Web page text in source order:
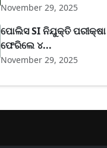
November 29, 2025
ପୋଲିସ SI ନିଯୁକ୍ତି
ଫେରିଲେ ୪...
November 29, 2025